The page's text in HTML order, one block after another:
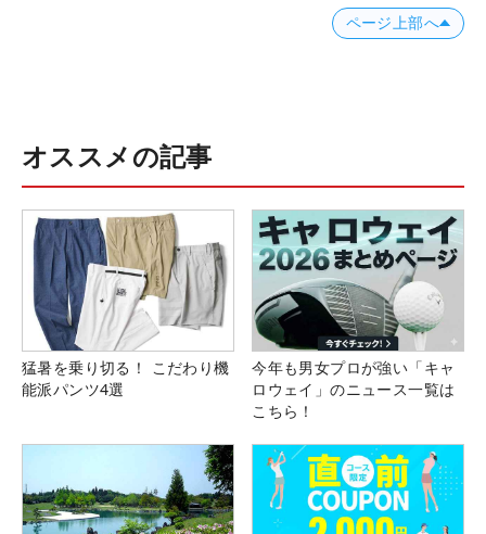
ページ上部へ
オススメの記事
猛暑を乗り切る！ こだわり機
能派パンツ4選
今年も男女プロが強い「キャ
ロウェイ」のニュース一覧は
こちら！